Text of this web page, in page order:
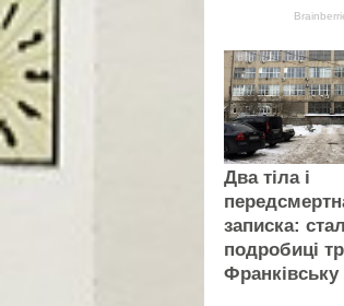
Два тіла і
записка:
подробиці
Франківську